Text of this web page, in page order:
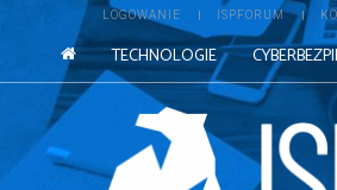
LOGOWANIE ISPFORUM
TECHNOLOGIE